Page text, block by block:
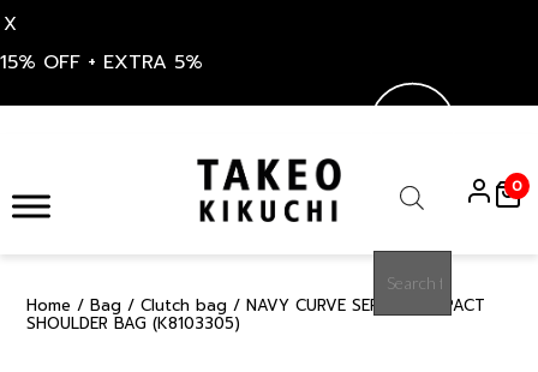
X
15% OFF + EXTRA 5%
content
search
0
Home / Bag / Clutch bag / NAVY CURVE SERIES COMPACT
SHOULDER BAG (K8103305)